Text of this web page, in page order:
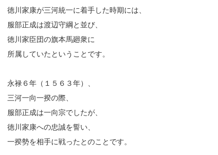
徳川家康が三河統一に着手した時期には、
服部正成は渡辺守綱と並び、
徳川家臣団の旗本馬廻衆に
所属していたということです。
永禄６年（１５６３年）、
三河一向一揆の際、
服部正成は一向宗でしたが、
徳川家康への忠誠を誓い、
一揆勢を相手に戦ったとのことです。